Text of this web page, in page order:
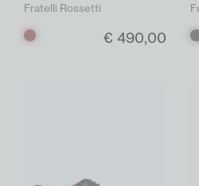
Fratelli Rossetti
Bruin
€ 490,00